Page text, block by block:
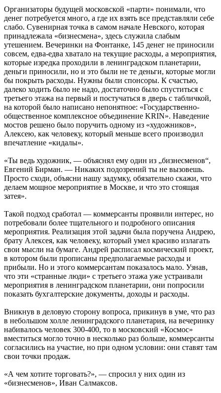
Организаторы будущей московской «парти» понимали, что
денег потребуется много, а где их взять все представляли себе
слабо. Сувенирная точка в самом начале Невского, которая
принадлежала «бизнесмена», здесь служила слабым
утешением. Вечеринки на Фонтанке, 145 денег не приносили
совсем, едва-едва хватало на текущие расходы, а мероприятия,
которые изредка проходили в ленинградском планетарии,
деньги приносили, но и это были не те деньги, которые могли
бы покрыть расходы. Нужны были спонсоры. К счастью,
далеко ходить было не надо, достаточно было спуститься с
третьего этажа на первый и постучаться в дверь с табличкой,
на которой было написано непонятное: «Государственно-
общественное комплексное объединение KRIN». Наведение
мостов решено было поручить одному из «художников»,
Алексею, как человеку, который меньше всего производил
впечатление «кидалы».
«Ты ведь художник, — объяснял ему один из „бизнесменов“,
Евгений Бирман. — Никаких подозрений ты не вызовешь.
Просто сходи, объясни нашу задумку, обязательно скажи, что
делаем мощное мероприятие в Москве, и что это стоящая
затея».
Такой подход сработал — коммерсанты проявили интерес, но
потребовали более тщательного и подробного описания
мероприятия. Реализация этой задачи была поручена Андрею,
брату Алексея, как человеку, который умел красиво излагать
свои мысли на бумаге. Андрей расписал космический проект,
в котором были прописаны предполагаемые расходы и
прибыли. Но и этого коммерсантам показалось мало. Узнав,
что эти «странные люди» с третьего этажа уже устраивали
мероприятия в ленинградском планетарии, они попросили
показать бухгалтерские документы, доходы и расходы.
Вникнув в деловую сторону вопроса, прикинув в уме, что раз
в небольшом холле ленинградского планетария, на вечеринку
набивалось человек 300-400, то в московский «Космос»
вместиться могло точно в несколько раз больше, коммерсанты
согласились на участие, но при одном условии: они ставят там
свои точки продаж.
«А чем хотите торговать?», — спросил у них один из
«бизнесменов», Иван Салмаксов.